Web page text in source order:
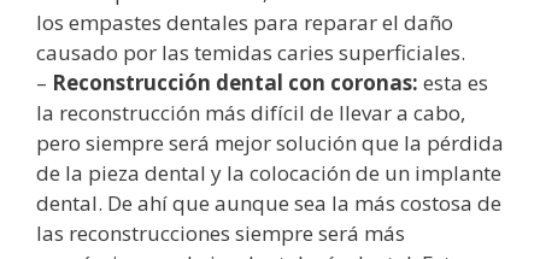
los empastes dentales para reparar el daño
causado por las temidas caries superficiales.
– Reconstrucción dental con coronas: esta es
la reconstrucción más difícil de llevar a cabo,
pero siempre será mejor solución que la pérdida
de la pieza dental y la colocación de un implante
dental. De ahí que aunque sea la más costosa de
las reconstrucciones siempre será más